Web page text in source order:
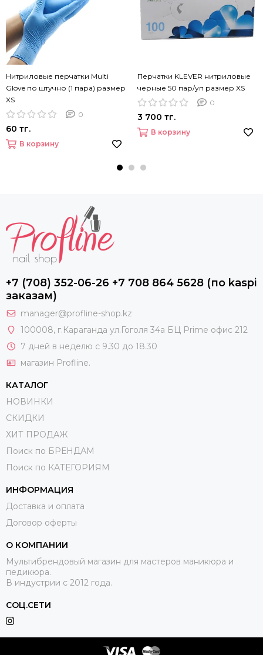
Нитриловые перчатки Multi
Glove по штучно (1 пара) размер
XS
0
60 тг.
В корзину
Перчатки KLEVER нитриловые
черные 50 пар/уп размер XS
0
3 700 тг.
В корзину
+7 (708) 352-06-26 +7 708 864 5628 (по kaspi
заказам)
manager@profline-shop.kz
100008, г.Караганда ул.Гоголя 34а БЦ Prime офис 212
7 дней в неделю с 9.30 до 18.30
магазин Profline.
КАТАЛОГ
НОВИНКИ
СКИДКИ
ХИТ ПРОДАЖ
Поиск по БРЕНДАМ
Поиск по КАТЕГОРИЯМ
ИНФОРМАЦИЯ
Доставка и оплата
Договор оферты
О КОМПАНИИ
Мультибрендовый магазин для мастеров маникюра и
педикюра.
В индустрии с 2012 года.
СОЦ.СЕТИ